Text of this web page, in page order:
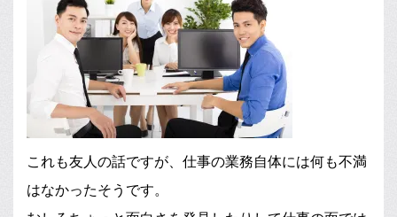
これも友人の話ですが、仕事の業務自体には何も不満
はなかったそうです。